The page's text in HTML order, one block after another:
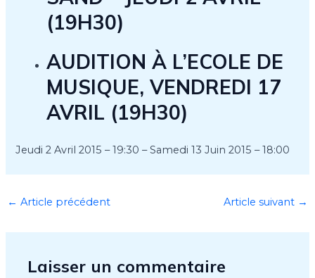
(19H30)
AUDITION À L’ECOLE DE
MUSIQUE, VENDREDI 17
AVRIL (19H30)
Jeudi 2 Avril 2015 – 19:30 –Samedi 13 Juin 2015 – 18:00
← Article précédent Article suivant →
Laisser un commentaire